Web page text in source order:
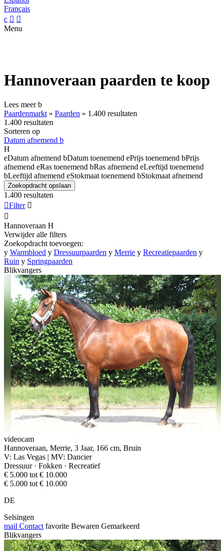
Français
c  
Menu
Hannoveraan paarden te koop
Lees meerb
Paardenmarkt » Paarden » 1.400 resultaten
1.400 resultaten
Sorteren op
Datum afnemend b
H
eDatum afnemend bDatum toenemend ePrijs toenemend bPrijs
afnemend eRas toenemend bRas afnemend eLeeftijd toenemend
bLeeftijd afnemend eStokmaat toenemend bStokmaat afnemend
Zoekopdracht opslaan
1.400 resultaten
Filter 

Hannoveraan H
Verwijder alle filters
Zoekopdracht toevoegen:
y Warmbloed y Dressuurpaarden y Merrie y Recreatiepaarden y
Ruin y Springpaarden
Blikvangers
videocam
Hannoveraan, Merrie, 3 Jaar, 166 cm, Bruin
V: Las Vegas | MV: Dancier
Dressuur · Fokken · Recreatief
€ 5.000 tot € 10.000
€ 5.000 tot € 10.000
DE
Selsingen
mail Contact favorite Bewaren Gemarkeerd
Blikvangers